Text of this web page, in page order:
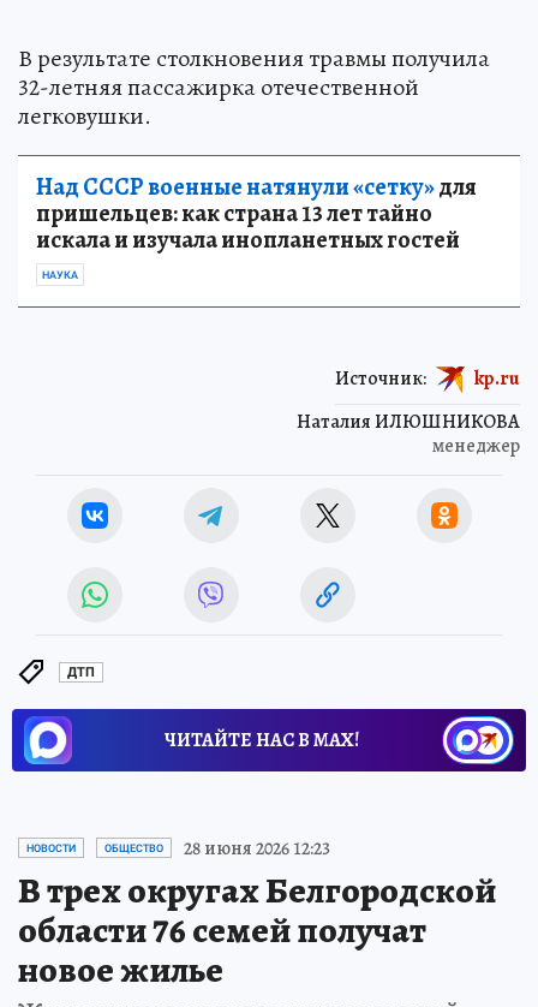
В результате столкновения травмы получила
32-летняя пассажирка отечественной
легковушки.
Над СССР военные натянули «сетку»для
пришельцев: как страна 13 лет тайно
искала и изучала инопланетных гостей
НАУКА
Наталия ИЛЮШНИКОВА
менеджер
Источник: kp.ru
ДТП
ЧИТАЙТЕ НАС В МАХ!
НОВОСТИ ОБЩЕСТВО 28 июня 2026 12:23
В трех округах Белгородской
области 76 семей получат
новое жилье